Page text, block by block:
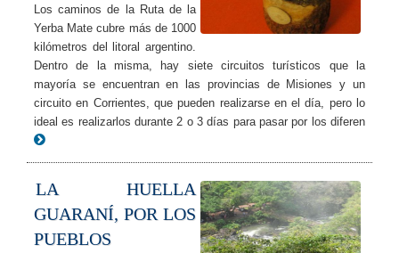
Los caminos de la Ruta de la
Yerba Mate cubre más de 1000
kilómetros del litoral argentino.
Dentro de la misma, hay siete circuitos turísticos que la
mayoría se encuentran en las provincias de Misiones y un
circuito en Corrientes, que pueden realizarse en el día, pero lo
ideal es realizarlos durante 2 o 3 días para pasar por los diferen
LA HUELLA
GUARANÍ, POR LOS
PUEBLOS